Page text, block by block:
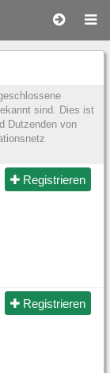
sind. Dies ist
Dutzenden von
Registrieren
Registrieren